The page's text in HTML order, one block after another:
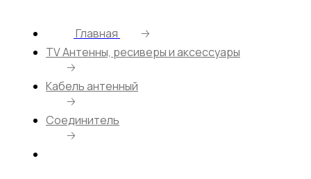
Главная
🡢
ТV Антенны, ресиверы и аксессуары
🡢
Кабель антенный
🡢
Соединитель
🡢